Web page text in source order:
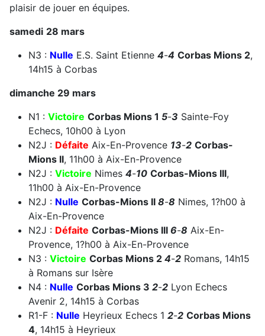
plaisir de jouer en équipes.
samedi 28 mars
N3 : Nulle E.S. Saint Etienne 4-4 Corbas Mions 2,
14h15 à Corbas
dimanche 29 mars
N1 : Victoire Corbas Mions 1 5-3 Sainte-Foy
Echecs, 10h00 à Lyon
N2J : Défaite Aix-En-Provence 13-2 Corbas-
Mions II, 11h00 à Aix-En-Provence
N2J : Victoire Nimes 4-10 Corbas-Mions III,
11h00 à Aix-En-Provence
N2J : Nulle Corbas-Mions II 8-8 Nimes, 1?h00 à
Aix-En-Provence
N2J : Défaite Corbas-Mions III 6-8 Aix-En-
Provence, 1?h00 à Aix-En-Provence
N3 : Victoire Corbas Mions 2 4-2 Romans, 14h15
à Romans sur Isère
N4 : Nulle Corbas Mions 3 2-2 Lyon Echecs
Avenir 2, 14h15 à Corbas
R1-F : Nulle Heyrieux Echecs 1 2-2 Corbas Mions
4, 14h15 à Heyrieux